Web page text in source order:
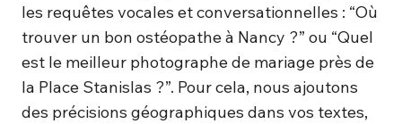
les requêtes vocales et conversationnelles : “Où
trouver un bon ostéopathe à Nancy ?” ou “Quel
est le meilleur photographe de mariage près de
la Place Stanislas ?”. Pour cela, nous ajoutons
des précisions géographiques dans vos textes,